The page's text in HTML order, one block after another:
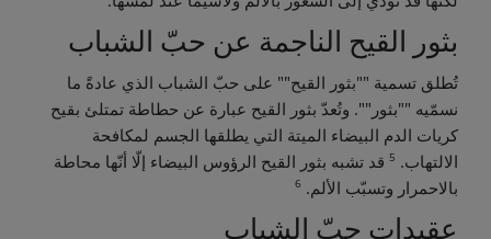
بثور القيح الناجمة عن حبّ الشباب
تُطلق تسمية ""بثور القيح"" على حبّ الشباب الذي عادةً ما
نسمّيه ""بثور"". وتُعدّ بثور القيح عبارة عن حطاطة تمتلئ بقيح
كريات الدم البيضاء الميتة التي يطلقها الجسم لمكافحة
الالتهاب. 5 قد تشبه بثور القيح الرؤوس البيضاء إلّا أنّها محاطة
بالاحمرار وتسبّب الألم. 6
عقيدات حبّ الشباب